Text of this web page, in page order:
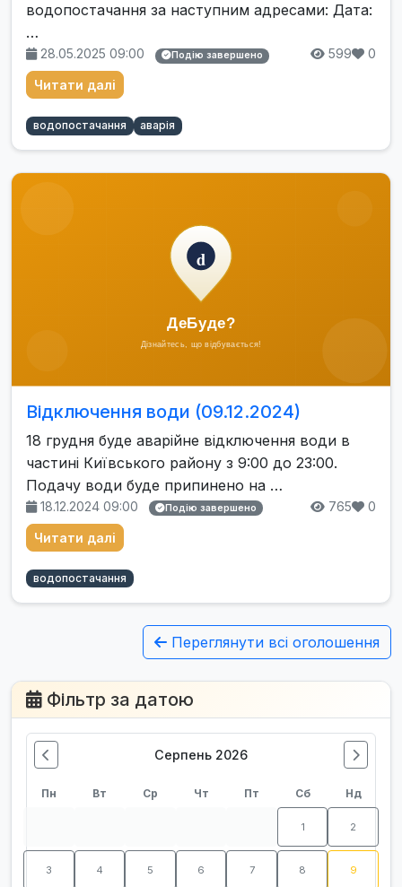
водопостачання за наступним адресами: Дата:
…
28.05.2025 09:00 Подію завершено 599 0
Читати далі
водопостачання аварія
Відключення води (09.12.2024)
18 грудня буде аварійне відключення води в
частині Київського району з 9:00 до 23:00.
Подачу води буде припинено на …
18.12.2024 09:00 Подію завершено 765 0
Читати далі
водопостачання
Переглянути всі оголошення
Фільтр за датою
Серпень 2026
Пн Вт Ср Чт Пт Сб Нд
1 2
3 4 5 6 7 8 9